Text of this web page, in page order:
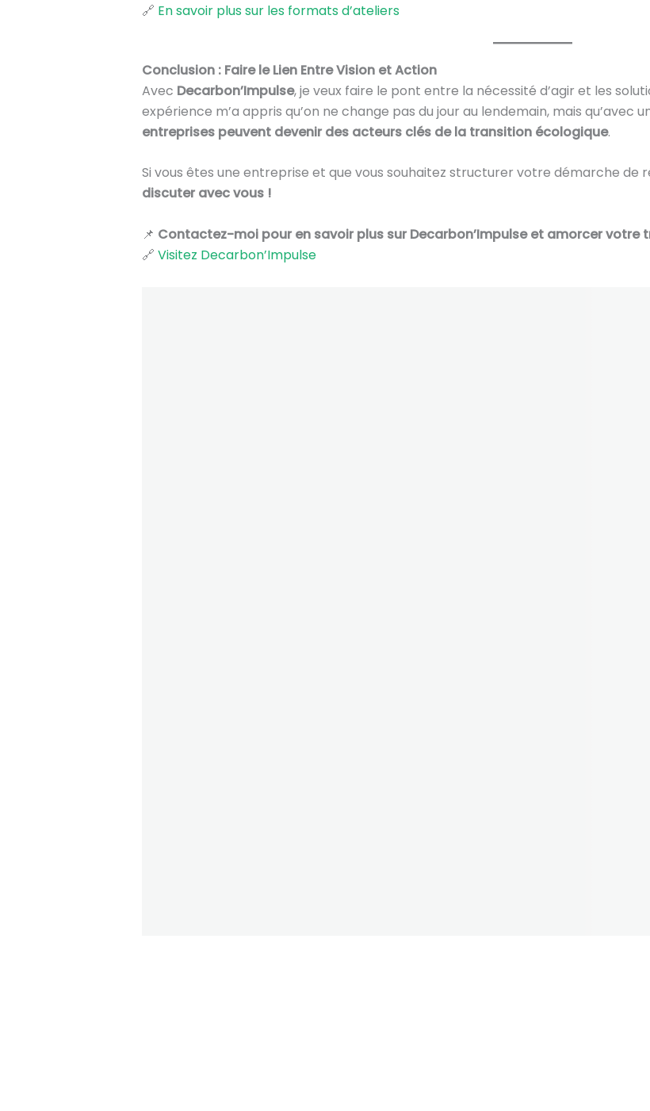
🔗 En savoir plus sur les formats d’ateliers
Conclusion : Faire le Lien Entre Vision et Action
Avec Decarbon’Impulse, je veux faire le pont entre la nécessité d’agir et les
expérience m’a appris qu’on ne change pas du jour au lendemain, mais
entreprises peuvent devenir des acteurs clés de la transition écologique.
Si vous êtes une entreprise et que vous souhaitez structurer votre démarche de
discuter avec vous !
📌 Contactez-moi pour en savoir plus sur Decarbon’Impulse et amorcer votre
🔗 Visitez Decarbon’Impulse